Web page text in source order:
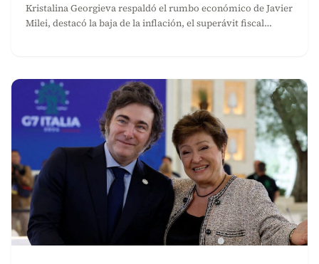
Kristalina Georgieva respaldó el rumbo económico de Javier
Milei, destacó la baja de la inflación, el superávit fiscal…